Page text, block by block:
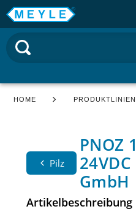
HOME PRODUKTLINIEN
Pilz
PNOZ
GmbH
Artikelbeschreibung